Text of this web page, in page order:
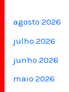
agosto 2026
julho 2026
junho 2026
maio 2026